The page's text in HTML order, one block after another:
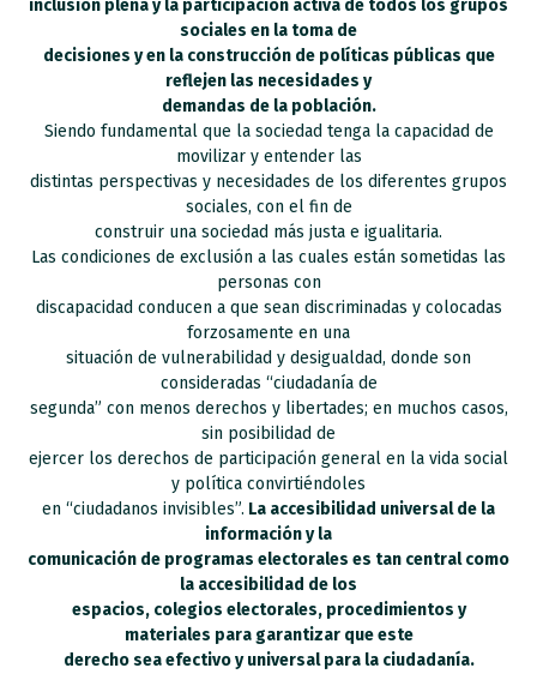
inclusión plena y la participación activa de todos los grupos
sociales en la toma de
decisiones y en la construcción de políticas públicas que
reflejen las necesidades y
demandas de la población.
Siendo fundamental que la sociedad tenga la capacidad de
movilizar y entender las
distintas perspectivas y necesidades de los diferentes grupos
sociales, con el fin de
construir una sociedad más justa e igualitaria.
Las condiciones de exclusión a las cuales están sometidas las
personas con
discapacidad conducen a que sean discriminadas y colocadas
forzosamente en una
situación de vulnerabilidad y desigualdad, donde son
consideradas “ciudadanía de
segunda” con menos derechos y libertades; en muchos casos,
sin posibilidad de
ejercer los derechos de participación general en la vida social
y política convirtiéndoles
en “ciudadanos invisibles”. La accesibilidad universal de la
información y la
comunicación de programas electorales es tan central como
la accesibilidad de los
espacios, colegios electorales, procedimientos y
materiales para garantizar que este
derecho sea efectivo y universal para la ciudadanía.